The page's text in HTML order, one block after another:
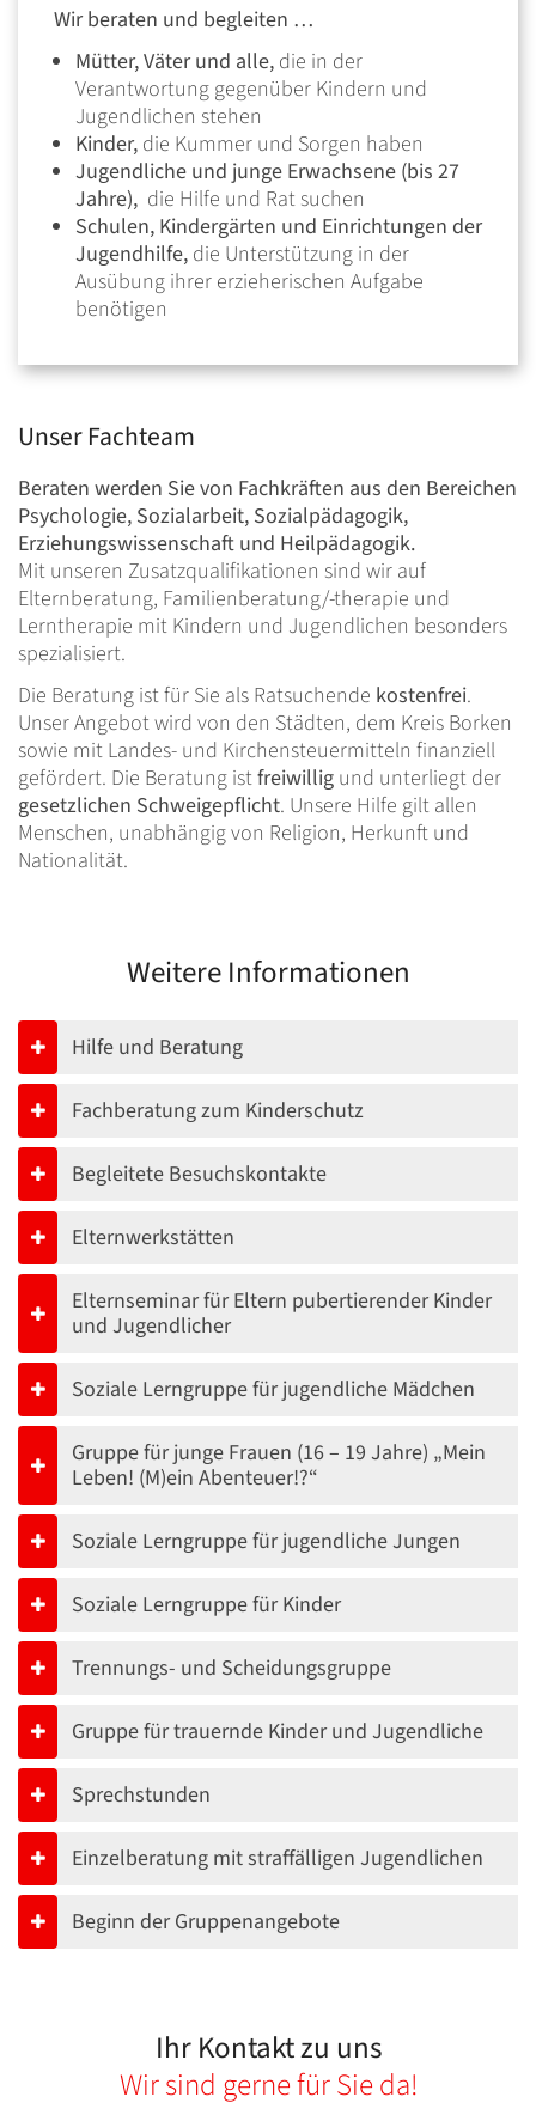
Wir beraten und begleiten …
Mütter, Väter und alle, die in der
Verantwortung gegenüber Kindern und
Jugendlichen stehen
Kinder, die Kummer und Sorgen haben
Jugendliche und junge Erwachsene (bis 27
Jahre), die Hilfe und Rat suchen
Schulen, Kindergärten und Einrichtungen der
Jugendhilfe, die Unterstützung in der
Ausübung ihrer erzieherischen Aufgabe
benötigen
Unser Fachteam
Beraten werden Sie von Fachkräften aus den Bereichen
Psychologie, Sozialarbeit, Sozialpädagogik,
Erziehungswissenschaft und Heilpädagogik.
Mit unseren Zusatzqualifikationen sind wir auf
Elternberatung, Familienberatung/-therapie und
Lerntherapie mit Kindern und Jugendlichen besonders
spezialisiert.
Die Beratung ist für Sie als Ratsuchende kostenfrei.
Unser Angebot wird von den Städten, dem Kreis Borken
sowie mit Landes- und Kirchensteuermitteln finanziell
gefördert. Die Beratung istfreiwillig und unterliegt der
gesetzlichen Schweigepflicht. Unsere Hilfe gilt allen
Menschen, unabhängig von Religion, Herkunft und
Nationalität.
Weitere Informationen
Hilfe und Beratung
Fachberatung zum Kinderschutz
Begleitete Besuchskontakte
Elternwerkstätten
Elternseminar für Eltern pubertierender Kinder
und Jugendlicher
Soziale Lerngruppe für jugendliche Mädchen
Gruppe für junge Frauen (16 – 19 Jahre) „Mein
Leben! (M)ein Abenteuer!?“
Soziale Lerngruppe für jugendliche Jungen
Soziale Lerngruppe für Kinder
Trennungs- und Scheidungsgruppe
Gruppe für trauernde Kinder und Jugendliche
Sprechstunden
Einzelberatung mit straffälligen Jugendlichen
Beginn der Gruppenangebote
Ihr Kontakt zu uns
Wir sind gerne für Sie da!